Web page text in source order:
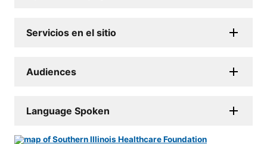
Servicios en el sitio
Audiences
Language Spoken